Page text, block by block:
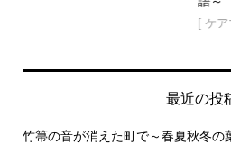
最近の投
竹箒の音が消えた町で～春夏秋冬の